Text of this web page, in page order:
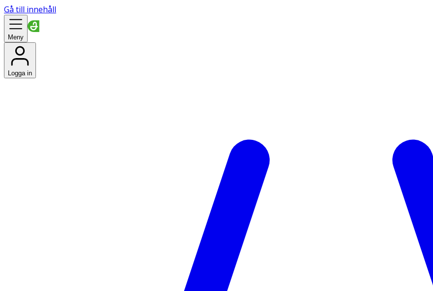
Gå till innehåll
Meny
Logga in